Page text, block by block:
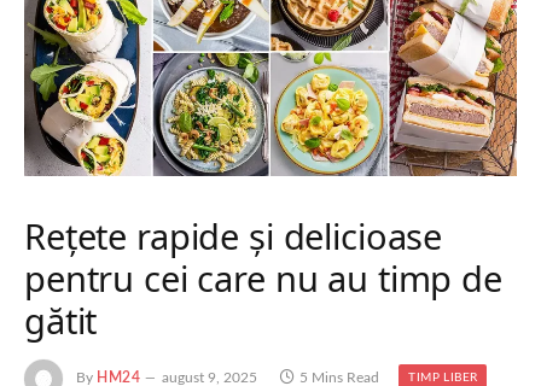
Rețete rapide și delicioase
pentru cei care nu au timp de
gătit
By HM24 august 9, 2025 5 Mins Read TIMP LIBER